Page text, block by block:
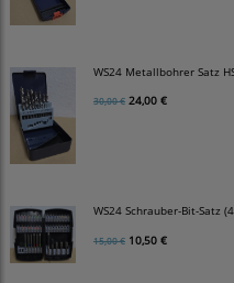
WS24 Metallbohrer Satz
30,00 € 24,00 €
WS24 Schrauber-Bit-Satz
15,00 € 10,50 €